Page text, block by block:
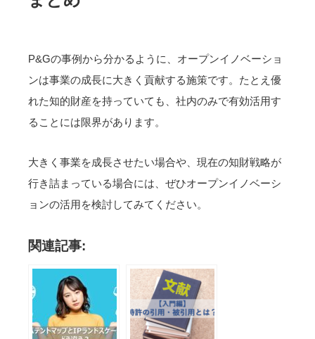
P&Gの事例から分かるように、オープンイノベーショ
ンは事業の成長に大きく貢献する施策です。たとえ優
れた知的財産を持っていても、社内のみで有効活用す
ることには限界があります。
大きく事業を成長させたい場合や、現在の知財戦略が
行き詰まっている場合には、ぜひオープンイノベーシ
ョンの活用を検討してみてください。
関連記事: